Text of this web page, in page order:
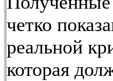
четко
реальной
которая